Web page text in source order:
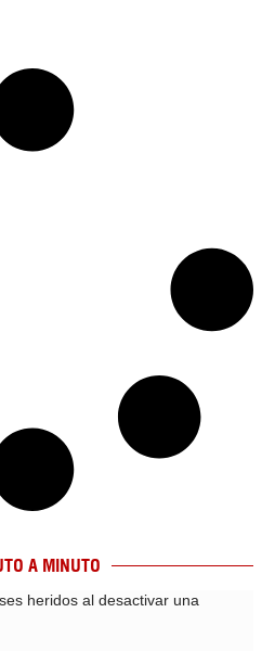
A MINUTO
heridos al desactivar una